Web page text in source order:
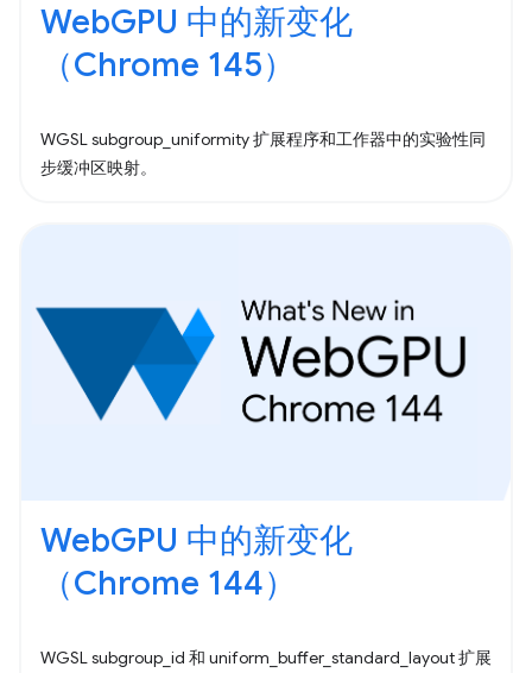
WebGPU 中的新变化
（Chrome 145）
WGSL subgroup_uniformity 扩展程序和工作器中的实验性同
步缓冲区映射。
WebGPU 中的新变化
（Chrome 144）
WGSL subgroup_id 和 uniform_buffer_standard_layout 扩展